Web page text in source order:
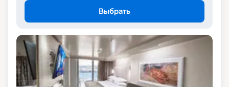
Выбрать